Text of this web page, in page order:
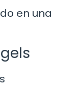
en una